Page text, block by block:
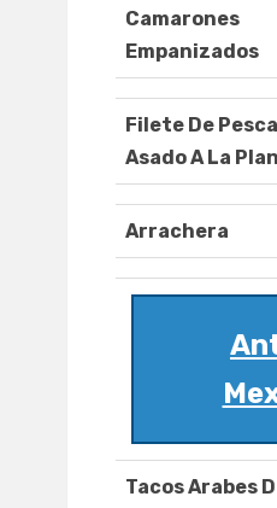
Camarones
Empanizados
Filete De
Asado A La
Arrachera
Tacos Arabes